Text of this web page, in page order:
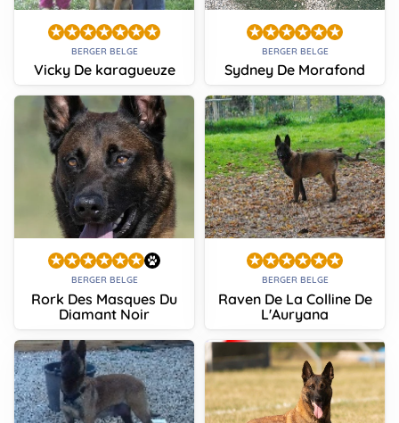
BERGER BELGE
Vicky De karagueuze
BERGER BELGE
Sydney De Morafond
BERGER BELGE
Rork Des Masques Du
Diamant Noir
BERGER BELGE
Raven De La Colline De
L'Auryana